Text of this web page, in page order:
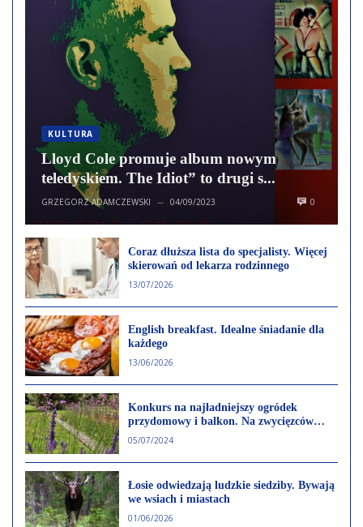
KULTURA
Lloyd Cole promuje album nowym
teledyskiem. The Idiot” to drugi s...
GRZEGORZ ADAMCZEWSKI — 04/09/2023 0
Coraz dłuższa lista do specjalisty. Więcej
skierowań od lekarza rodzinnego
13/07/2026
English breakfast. Idealne śniadanie dla
każdego
13/06/2026
Konkurs na najładniejszy ogródek
przydomowy i balkon. Na zwycięzców
czekają nagrody
05/07/2024
Łosie odwiedzają ludzkie siedziby. Bywają
we wsiach i miastach
01/06/2026